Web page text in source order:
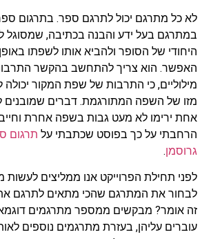
לא כל מתרגם יכול לתרגם ספר. בתרגום
במתרגם בעל ידע והבנה בכתיבה, שמסוגל
היחודי של הסופר ולהביא אותו לשפתו
האפשר. הוא צריך להתחשב בהקשר
מילוליים, כי התרבות של שפת המקור יכולה
מזו של השפה המתורגמת. דברים שמובנים
אחת ירימו לא מעט גבות בשפה אחרת
הרחבתי על כך בפוסט שכתבתי על תרגום
גרוסמן.
לפני תחילת הפרוייקט אנו ממליצים לעשות
לבחור את המתרגם שהכי מתאים לתרגם
זה אומר? מבקשים ממספר מתרגמים
עוברים עליהן, בעזרת מתרגמים נוספים